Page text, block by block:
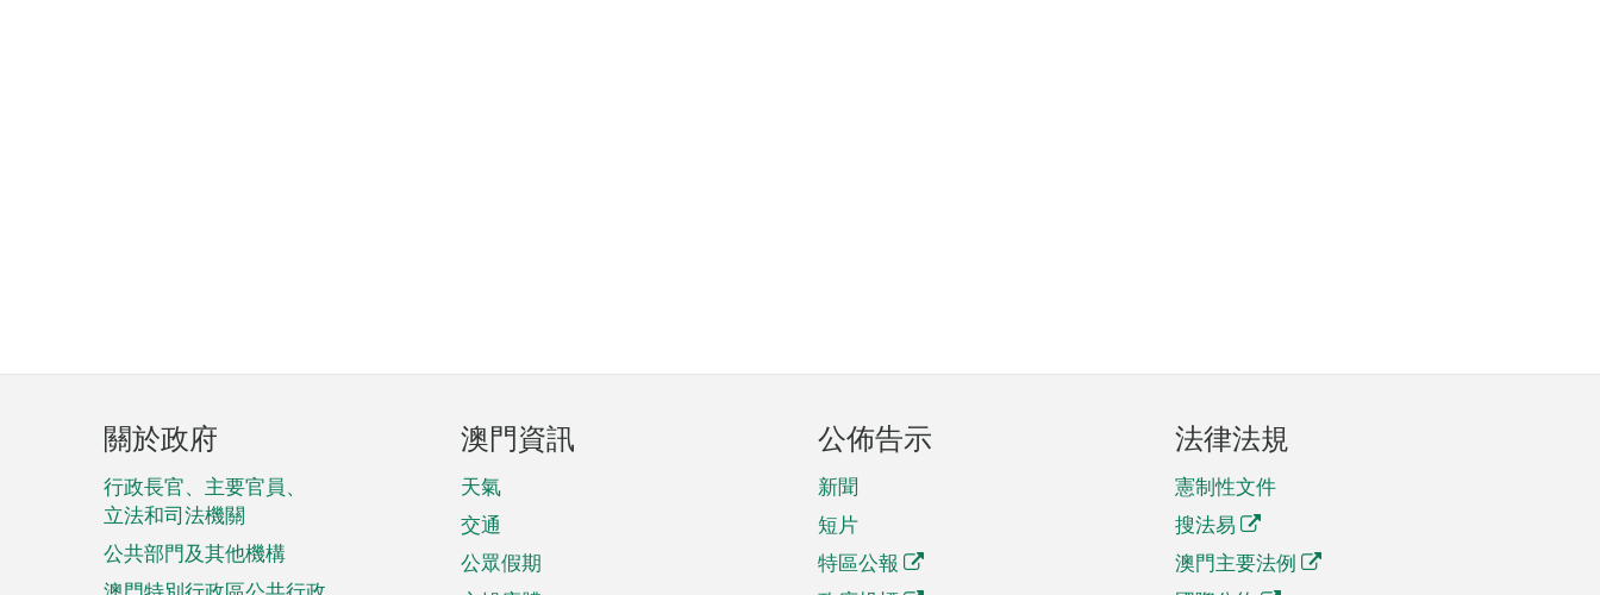
頁
腳
菜
單
關於政府
行政長官、主要官員、
立法和司法機關
公共部門及其他機構
澳門資訊
天氣
交通
公眾假期
公佈告示
新聞
短片
特區公報
法律法規
憲制性文件
搜法易
澳門主要法例